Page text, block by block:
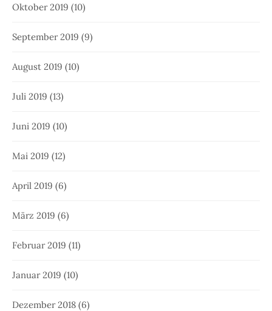
Oktober 2019 (10)
September 2019 (9)
August 2019 (10)
Juli 2019 (13)
Juni 2019 (10)
Mai 2019 (12)
April 2019 (6)
März 2019 (6)
Februar 2019 (11)
Januar 2019 (10)
Dezember 2018 (6)